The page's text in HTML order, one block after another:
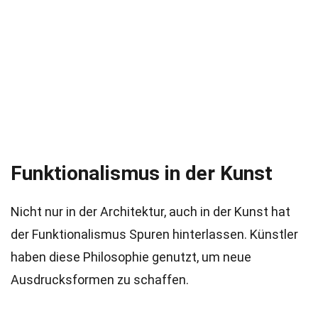
Funktionalismus in der Kunst
Nicht nur in der Architektur, auch in der Kunst hat
der Funktionalismus Spuren hinterlassen. Künstler
haben diese Philosophie genutzt, um neue
Ausdrucksformen zu schaffen.